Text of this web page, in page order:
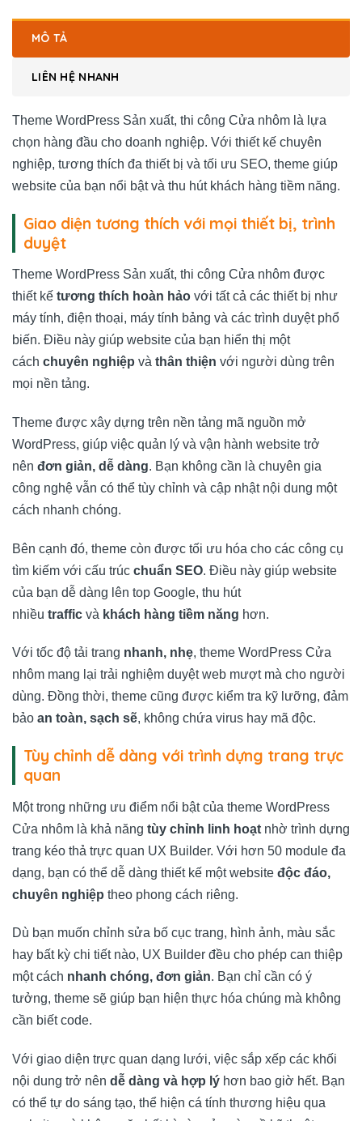
MÔ TẢ
LIÊN HỆ NHANH
Theme WordPress Sản xuất, thi công Cửa nhôm là lựa
chọn hàng đầu cho doanh nghiệp. Với thiết kế chuyên
nghiệp, tương thích đa thiết bị và tối ưu SEO, theme giúp
website của bạn nổi bật và thu hút khách hàng tiềm năng.
Giao diện tương thích với mọi thiết bị, trình
duyệt
Theme WordPress Sản xuất, thi công Cửa nhôm được
thiết kế tương thích hoàn hảo với tất cả các thiết bị như
máy tính, điện thoại, máy tính bảng và các trình duyệt phổ
biến. Điều này giúp website của bạn hiển thị một
cách chuyên nghiệp và thân thiện với người dùng trên
mọi nền tảng.
Theme được xây dựng trên nền tảng mã nguồn mở
WordPress, giúp việc quản lý và vận hành website trở
nên đơn giản, dễ dàng. Bạn không cần là chuyên gia
công nghệ vẫn có thể tùy chỉnh và cập nhật nội dung một
cách nhanh chóng.
Bên cạnh đó, theme còn được tối ưu hóa cho các công cụ
tìm kiếm với cấu trúc chuẩn SEO. Điều này giúp website
của bạn dễ dàng lên top Google, thu hút
nhiều traffic và khách hàng tiềm năng hơn.
Với tốc độ tải trang nhanh, nhẹ, theme WordPress Cửa
nhôm mang lại trải nghiệm duyệt web mượt mà cho người
dùng. Đồng thời, theme cũng được kiểm tra kỹ lưỡng, đảm
bảo an toàn, sạch sẽ, không chứa virus hay mã độc.
Tùy chỉnh dễ dàng với trình dựng trang trực
quan
Một trong những ưu điểm nổi bật của theme WordPress
Cửa nhôm là khả năng tùy chỉnh linh hoạt nhờ trình dựng
trang kéo thả trực quan UX Builder. Với hơn 50 module đa
dạng, bạn có thể dễ dàng thiết kế một website độc đáo,
chuyên nghiệp theo phong cách riêng.
Dù bạn muốn chỉnh sửa bố cục trang, hình ảnh, màu sắc
hay bất kỳ chi tiết nào, UX Builder đều cho phép can thiệp
một cách nhanh chóng, đơn giản. Bạn chỉ cần có ý
tưởng, theme sẽ giúp bạn hiện thực hóa chúng mà không
cần biết code.
Với giao diện trực quan dạng lưới, việc sắp xếp các khối
nội dung trở nên dễ dàng và hợp lý hơn bao giờ hết. Bạn
có thể tự do sáng tạo, thể hiện cá tính thương hiệu qua